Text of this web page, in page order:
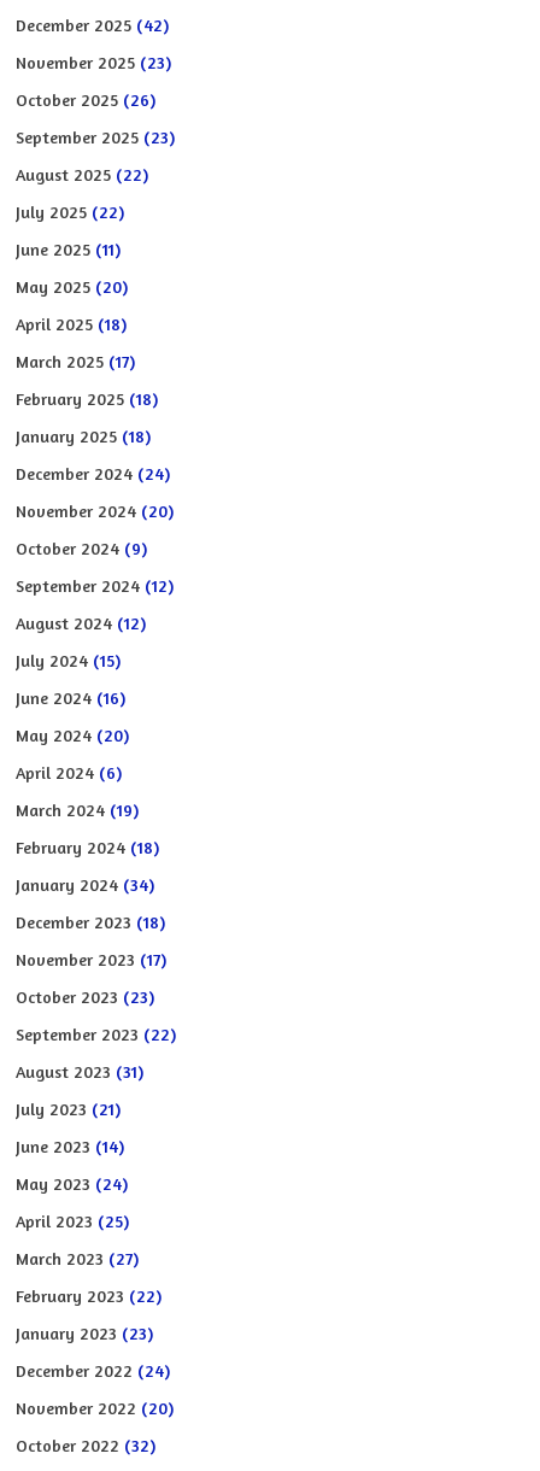
December 2025 (42)
November 2025 (23)
October 2025 (26)
September 2025 (23)
August 2025 (22)
July 2025 (22)
June 2025 (11)
May 2025 (20)
April 2025 (18)
March 2025 (17)
February 2025 (18)
January 2025 (18)
December 2024 (24)
November 2024 (20)
October 2024 (9)
September 2024 (12)
August 2024 (12)
July 2024 (15)
June 2024 (16)
May 2024 (20)
April 2024 (6)
March 2024 (19)
February 2024 (18)
January 2024 (34)
December 2023 (18)
November 2023 (17)
October 2023 (23)
September 2023 (22)
August 2023 (31)
July 2023 (21)
June 2023 (14)
May 2023 (24)
April 2023 (25)
March 2023 (27)
February 2023 (22)
January 2023 (23)
December 2022 (24)
November 2022 (20)
October 2022 (32)